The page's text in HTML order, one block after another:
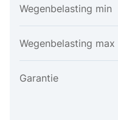
Wegenbelasting min
Wegenbelasting max
Garantie